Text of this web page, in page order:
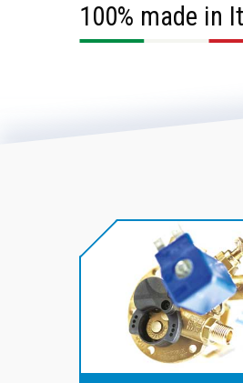
100% made in